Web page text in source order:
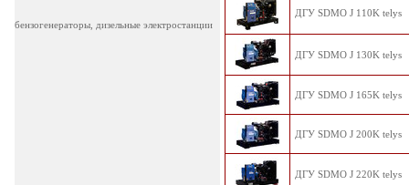
бензогенераторы, дизельные электростанции
ДГУ SDMO J 110K telys
ДГУ SDMO J 130K telys
ДГУ SDMO J 165K telys
ДГУ SDMO J 200K telys
ДГУ SDMO J 220K telys